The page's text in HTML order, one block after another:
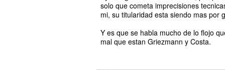
solo que cometa imprecisiones
mi, su titularidad esta siendo mas por
Y es que se habla mucho de lo flojo
mal que estan Griezmann y Costa.